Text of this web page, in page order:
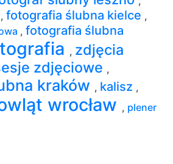
, fotografia ślubna kielce ,
, fotografia ślubna
, zdjęcia
zdjęciowe ,
kraków , kalisz ,
wrocław , plener